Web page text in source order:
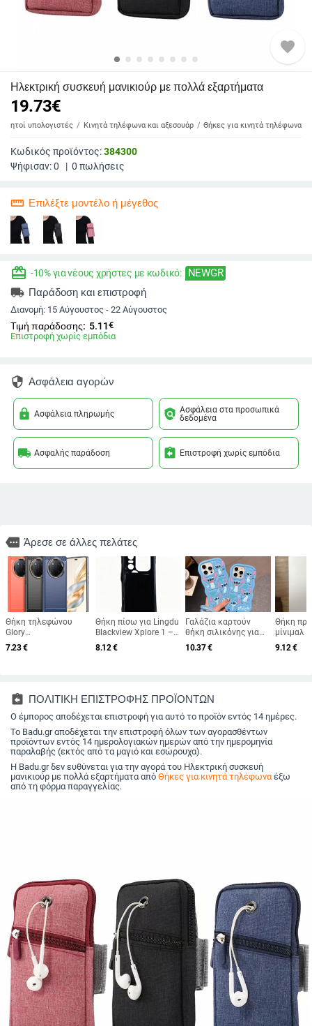
favorite
Ηλεκτρική συσκευή μανικιούρ με πολλά εξαρτήματα
19.73€
υπολογιστές Κινητά τηλέφωνα και αξεσουάρ Θήκες για κινητά τηλέφωνα
Κωδικός προϊόντος:384300
Ψήφισαν:0 | 0 πωλήσεις
straighten Επιλέξτε μοντέλο ή μέγεθος
redeem -10% για νέους χρήστες με κωδικό: NEWGR
local_shipping Παράδοση και επιστροφή
Διανομή: 15 Αύγουστος - 22 Αύγουστος
Τιμή παράδοσης: 5.11€
Επιστροφή χωρίς εμπόδια
security Ασφάλεια αγορών
lock Ασφάλεια πληρωμής policy Ασφάλεια στα προσωπικά
δεδομένα
local_shipping Ασφαλής παράδοση assignment_return Επιστροφή χωρίς εμπόδια
more Άρεσε σε άλλες πελάτες
Θήκη τηλεφώνου
Glory
X60Pro/X9C/X7C από
TPU, έγχυση
δακτυλικό
αποτύπωμα
7.23€
Θήκη πίσω για Lingdu
Blackview Xplore 1 –
TPU, γυαλιστερή υφή,
κατασκευή με έγχυση,
8.12€
Γαλάζια καρτούν
θήκη σιλικόνης για
iPhone 11–17 Pro
Max με καμπύλες
10.37€
Θήκη
μίνιμαλ
πουά για
Mate70
9.12€
assignment_return ΠΟΛΙΤΙΚΗ ΕΠΙΣΤΡΟΦΗΣ ΠΡΟΪΟΝΤΩΝ
Ο έμπορος αποδέχεται επιστροφή για αυτό το προϊόν εντός 14 ημέρες.
Το Badu.gr αποδέχεται την επιστροφή όλων των αγορασθέντων
προϊόντων εντός 14 ημερολογιακών ημερών από την ημερομηνία
παραλαβής (εκτός από τα μαγιό και εσώρουχα).
Η Badu.gr δεν ευθύνεται για την αγορά του Ηλεκτρική συσκευή
μανικιούρ με πολλά εξαρτήματα από Θήκες για κινητά τηλέφωναέξω
από τη φόρμα παραγγελίας.